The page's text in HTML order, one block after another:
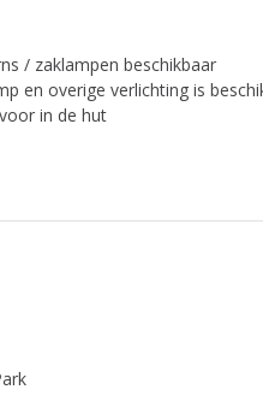
/ zaklampen beschikbaar
en overige verlichting is
in de hut